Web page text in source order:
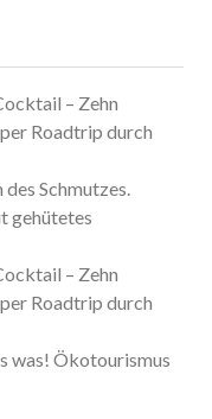
– Zehn
Roadtrip durch
Schmutzes.
gehütetes
– Zehn
Roadtrip durch
was! Ökotourismus